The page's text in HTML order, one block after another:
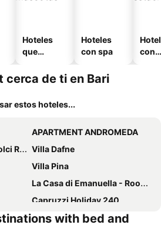
Hoteles
que
mascotas
Hoteles
con spa
con
cerca de ti en Bari
estos hoteles...
APARTMENT ANDROMEDA
Villa Dafne
Villa Pina
La Casa di Emanuella - Rooms & International Suites
Capruzzi Holiday 240
B&B Resort Signorile
with bed and